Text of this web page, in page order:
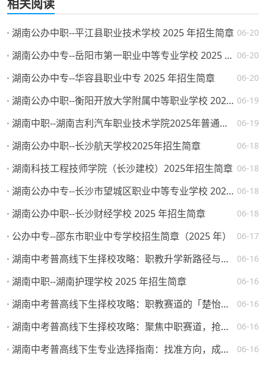
相关阅读
06-20
湖南公办中职--平江县职业技术学校 2025 年招生简章
06-20
湖南公办中专--岳阳市第一职业中等专业学校 2025 年招生简章
06-20
湖南公办中专--华容县职业中专 2025 年招生简章
06-19
湖南公办中职--衡阳开放大学附属中等职业学校 2025 年招生简章
06-19
湖南中职--湖南吉利汽车职业技术学院2025年普通高校招生章程
06-18
湖南公办中职--长沙航天学校2025年招生简章
06-18
湖南科技工程技师学院（长沙建校）2025年招生简章
06-18
湖南公办中专--长沙市望城区职业中等专业学校 2025 年招生简章
06-18
湖南公办中职--长沙财经学校 2025 年招生简章
06-17
公办中专--邵东市职业中专学校招生简章（2025 年）
06-16
湖南中考普高线下生择校攻略：职教升学新路径与热门院校解析
06-16
湖南中职--湖南护理学校 2025 年招生简章
06-16
湖南中考普高线下生择校攻略：职教赛道的「楚怡」机遇与突围路径
06-16
湖南中考普高线下生择校攻略：聚焦中职赛道，抢占升学就业先机
06-16
湖南中考普高线下生专业选择指南：找准方向，成就未来